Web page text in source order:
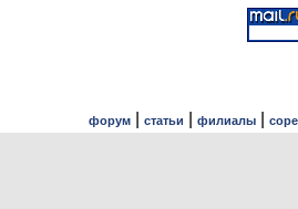
форум| статьи филиалы|